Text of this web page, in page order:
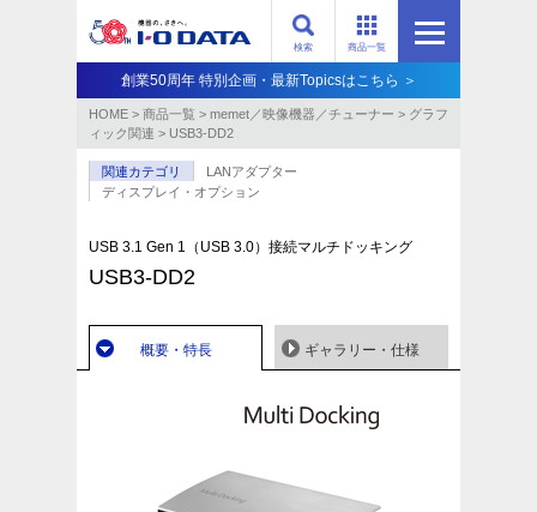
商品一覧
検索
創業50周年 特別企画・最新Topicsはこちら ＞
HOME > 商品一覧 > memet／映像機器／チューナー > グラフ
ィック関連 > USB3-DD2
関連カテゴリ
LANアダプター
ディスプレイ・オプション
USB 3.1 Gen 1（USB 3.0）接続マルチドッキング
USB3-DD2
概要・特長 ギャラリー・仕様